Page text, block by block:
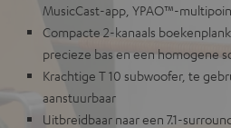
MusicCast-app, YPAO™-
Compacte 2-kanaals
precieze bas en een homogene
Krachtige T 10 subwoofer, te
aanstuurbaar
Uitbreidbaar naar een 7.1-